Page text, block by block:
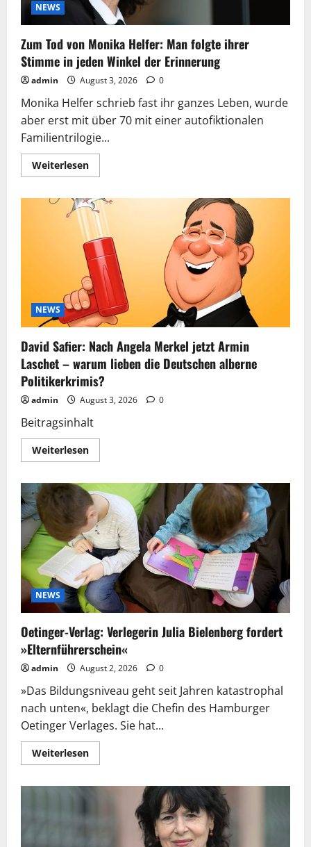
Bücher?
NEWS
Zum Tod von Monika Helfer: Man folgte ihrer
Stimme in jeden Winkel der Erinnerung
admin August 3, 2026 0
Monika Helfer schrieb fast ihr ganzes Leben, wurde
aber erst mit über 70 mit einer autofiktionalen
Familientrilogie...
WeiterlesenMehr
Informationen
Tod
von
Monika
Helfer:
Man
folgte
ihrer
Stimme
in
jeden
Winkel
der
Erinnerung
NEWS
David Safier: Nach Angela Merkel jetzt Armin
Laschet – warum lieben die Deutschen alberne
Politikerkrimis?
admin August 3, 2026 0
Beitragsinhalt
WeiterlesenMehr
Informationen
Safier:
Nach
Angela
Merkel
jetzt
Armin
Laschet
–
warum
lieben
die
Deutschen
alberne
Politikerkrimis?
NEWS
Oetinger-Verlag: Verlegerin Julia Bielenberg fordert
»Elternführerschein«
admin August 2, 2026 0
»Das Bildungsniveau geht seit Jahren katastrophal
nach unten«, beklagt die Chefin des Hamburger
Oetinger Verlages. Sie hat...
WeiterlesenMehr
Informationen
Bielenberg
»Elternführerschein«